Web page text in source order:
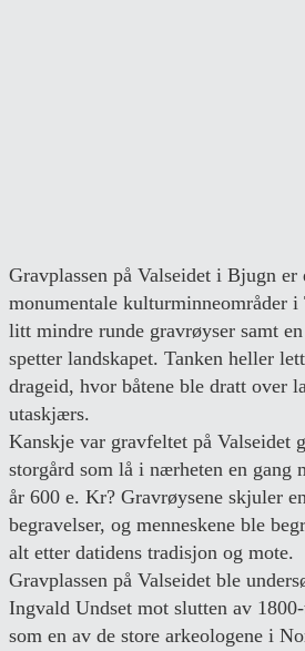
Gravplassen på Valseidet i Bjugn er
monumentale kulturminneområder i
litt mindre runde gravrøyser samt
spetter landskapet. Tanken heller
drageid, hvor båtene ble dratt over
utaskjærs.
Kanskje var gravfeltet på Valseidet
storgård som lå i nærheten en gang
år 600 e. Kr? Gravrøysene skjuler
begravelser, og menneskene ble
alt etter datidens tradisjon og mote.
Gravplassen på Valseidet ble
Ingvald Undset mot slutten av
som en av de store arkeologene i